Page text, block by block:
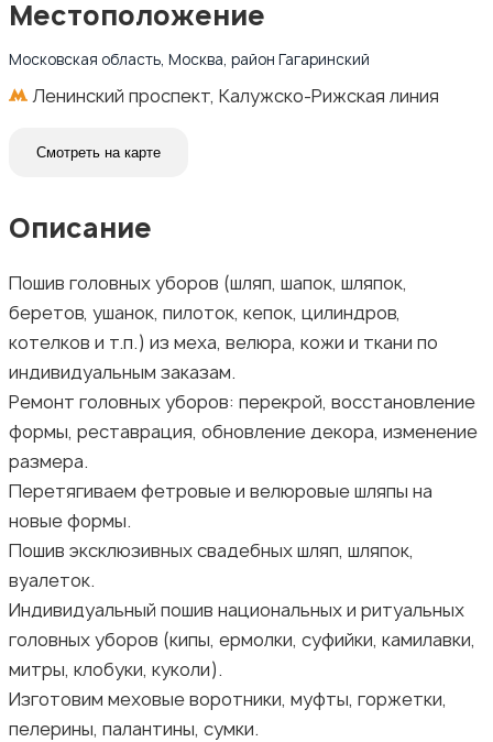
Местоположение
Московская область, Москва, район Гагаринский
Ленинский проспект, Калужско-Рижская линия
Смотреть на карте
Описание
Пошив головных уборов (шляп, шапок, шляпок,
беретов, ушанок, пилоток, кепок, цилиндров,
котелков и т.п.) из меха, велюра, кожи и ткани по
индивидуальным заказам.
Ремонт головных уборов: перекрой, восстановление
формы, реставрация, обновление декора, изменение
размера.
Перетягиваем фетровые и велюровые шляпы на
новые формы.
Пошив эксклюзивных свадебных шляп, шляпок,
вуалеток.
Индивидуальный пошив национальных и ритуальных
головных уборов (кипы, ермолки, суфийки, камилавки,
митры, клобуки, куколи).
Изготовим меховые воротники, муфты, горжетки,
пелерины, палантины, сумки.